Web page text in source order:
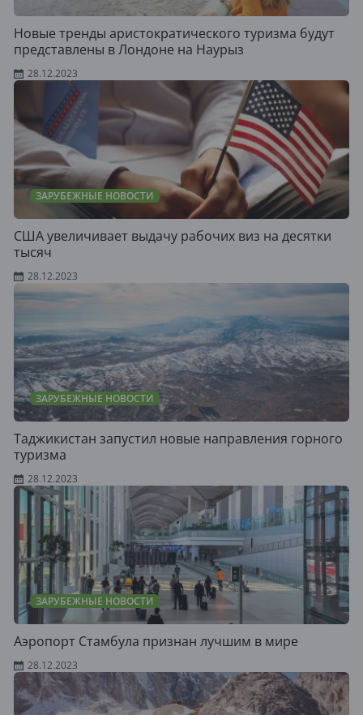
Новые тренды аристократического туризма будут
представлены в Лондоне на Наурыз
28.12.2023
ЗАРУБЕЖНЫЕ НОВОСТИ
США увеличивает выдачу рабочих виз на десятки
тысяч
28.12.2023
ЗАРУБЕЖНЫЕ НОВОСТИ
Таджикистан запустил новые направления горного
туризма
28.12.2023
ЗАРУБЕЖНЫЕ НОВОСТИ
Аэропорт Стамбула признан лучшим в мире
28.12.2023